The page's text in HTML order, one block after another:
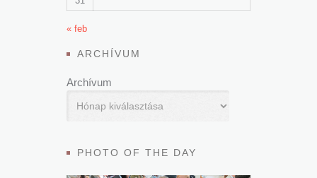
« feb
ARCHÍVUM
Archívum
PHOTO OF THE DAY